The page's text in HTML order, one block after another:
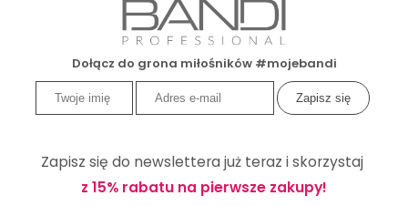
Dołącz do grona miłośników #mojebandi
Zapisz się do newslettera już teraz i skorzystaj
z 15% rabatu na pierwsze zakupy!